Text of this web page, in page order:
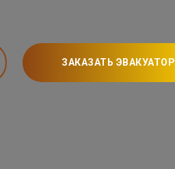
ЗАКАЗАТЬ ЭВАКУАТОР